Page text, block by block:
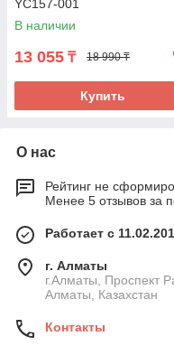
YC157-001
В наличии
13 055 ₸ 18 990 ₸
Купить
О нас
Рейтинг не
Менее 5 отзывов за
Работает с
г. Алматы
г.Алматы, Проспект
Алматы, Казахстан
Контакты